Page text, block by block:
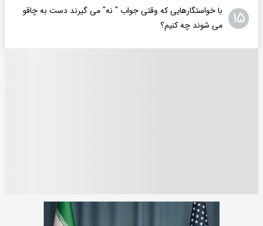
۱۵
با خواستگارهایی که وقتی جواب " نه" می گیرند دست به چاقو
می شوند چه کنیم؟